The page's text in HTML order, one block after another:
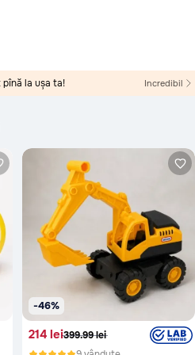
la ușa ta!
Incredibil
-46%
214 lei399.99 lei
ca calitate, este defectă
ai 14 zile la dispoziție să
jucăria. Vom prelua jucăria de la
gratuit. Mai mult despre
platforma MAIB, fără
ta.